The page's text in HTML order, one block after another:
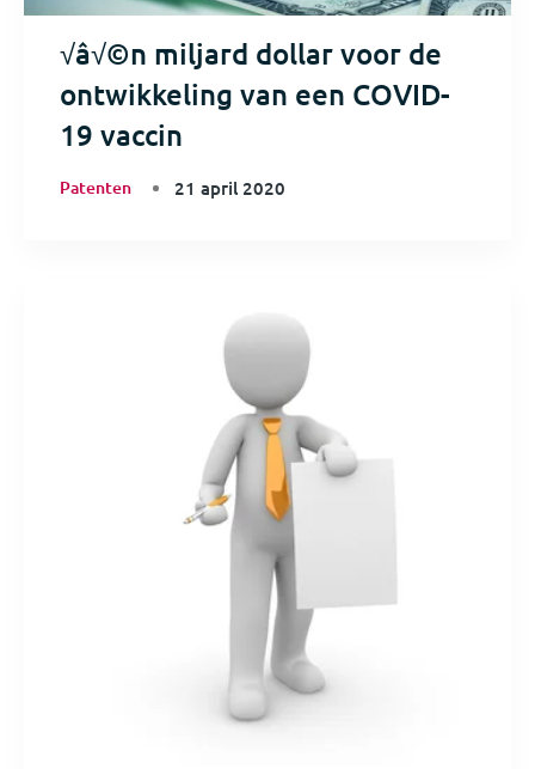
√â√©n miljard dollar voor de
ontwikkeling van een COVID-
19 vaccin
Patenten 21 april 2020